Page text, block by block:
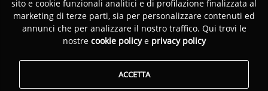
sito e cookie funzionali analitici e di profilazione finalizzata al
marketing di terze parti, sia per personalizzare contenuti ed
annunci che per analizzare il nostro traffico. Qui trovi le
nostre cookie policye privacy policy
ACCETTA